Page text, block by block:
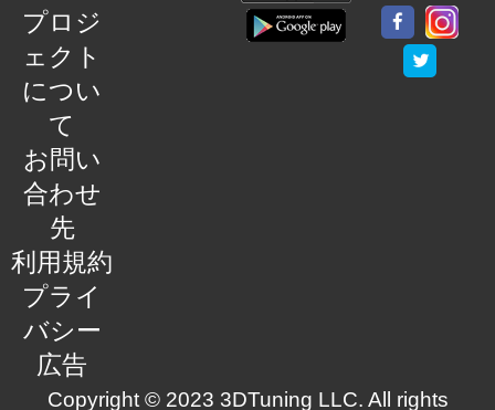
プロジ
ェクト
につい
て
お問い
合わせ
先
利用規約
プライ
バシー
広告
Copyright © 2023 3DTuning LLC. All rights